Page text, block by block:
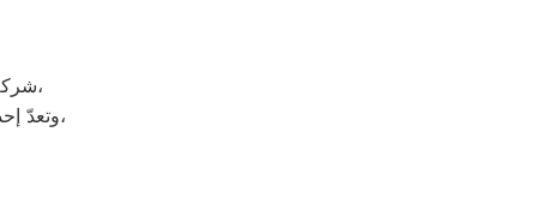
شركة توشيبا هي شركة توجد في دولة كوريا الجنوبيّة، وتحديداً في مدينة سيؤول،
وتعدّ إحدى الشركات متعددة الجنسيات، وتضم الشركة العديد من الشركات التابعة لها،